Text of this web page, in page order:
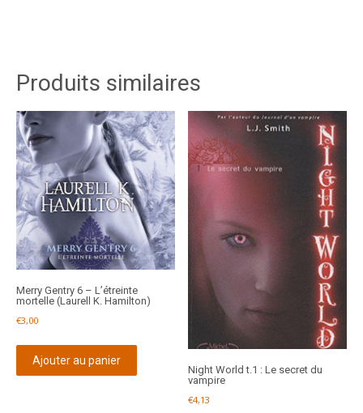
Produits similaires
Merry Gentry 6 – L’étreinte
mortelle (Laurell K. Hamilton)
€3,00
Ajouter au panier
Night World t.1 : Le secret du
vampire
€4,13